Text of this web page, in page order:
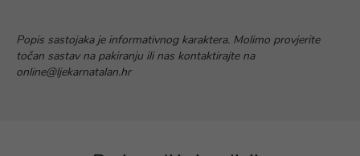
Popis sastojaka je informativnog karaktera. Molimo provjerite
točan sastav na pakiranju ili nas kontaktirajte na
online@ljekarnatalan.hr